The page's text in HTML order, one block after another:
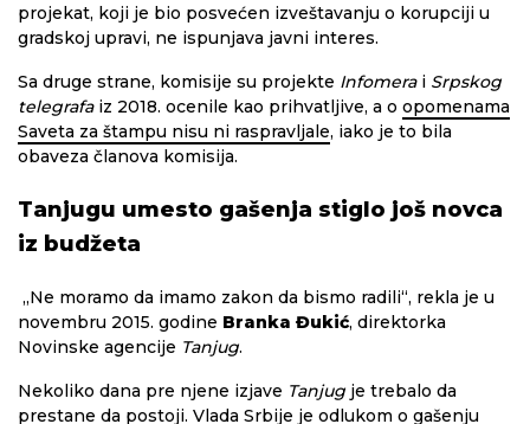
projekat, koji je bio posvećen izveštavanju o korupciji u
gradskoj upravi, ne ispunjava javni interes.
Sa druge strane, komisije su projekte Infomerai Srpskog
telegrafaiz 2018. ocenile kao prihvatljive, a o opomenama
Saveta za štampu nisu ni raspravljale, iako je to bila
obaveza članova komisija.
Tanjugu umesto gašenja stiglo još novca
iz budžeta
„Ne moramo da imamo zakon da bismo radili“, rekla je u
novembru 2015. godine Branka Đukić, direktorka
Novinske agencije Tanjug.
Nekoliko dana pre njene izjave Tanjug je trebalo da
prestane da postoji. Vlada Srbije je odlukom o gašenju